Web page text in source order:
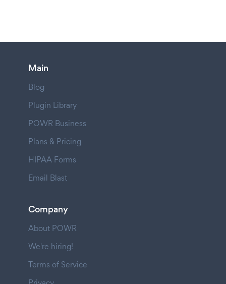
Main
Blog
Plugin Library
POWR Business
Plans & Pricing
HIPAA Forms
Email Blast
Company
About POWR
We're hiring!
Terms of Service